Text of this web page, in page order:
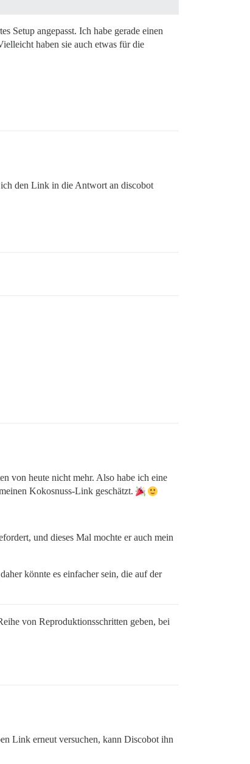
Setup angepasst. Ich habe gerade einen
haben sie auch etwas für die
den Link in die Antwort an discobot
von heute nicht mehr. Also habe ich eine
Kokosnuss-Link geschätzt.
und dieses Mal mochte er auch mein
könnte es einfacher sein, die auf der
von Reproduktionsschritten geben, bei
Link erneut versuchen, kann Discobot ihn